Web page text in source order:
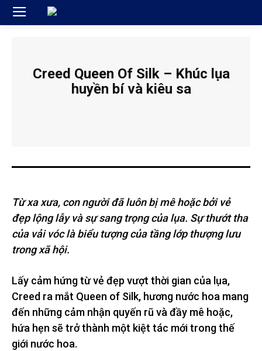
Creed Queen Of Silk – Khúc lụa
huyền bí và kiêu sa
Từ xa xưa, con người đã luôn bị mê hoặc bởi vẻ
đẹp lộng lẫy và sự sang trọng của lụa. Sự thướt tha
của vải vóc là biểu tượng của tầng lớp thượng lưu
trong xã hội.
Lấy cảm hứng từ vẻ đẹp vượt thời gian của lụa,
Creed ra mắt Queen of Silk, hương nước hoa mang
đến những cảm nhận quyến rũ và đầy mê hoặc,
hứa hẹn sẽ trở thành một kiệt tác mới trong thế
giới nước hoa.